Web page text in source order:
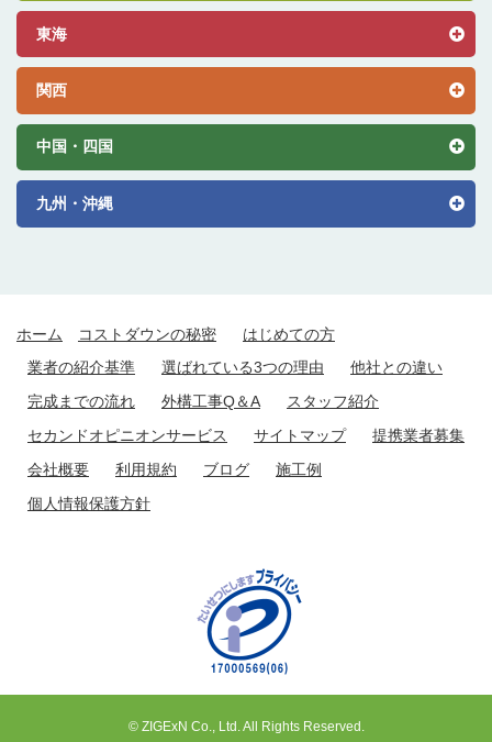
東海
関西
中国・四国
九州・沖縄
ホーム コストダウンの秘密
はじめての方
業者の紹介基準
選ばれている3つの理由
他社との違い
完成までの流れ
外構工事Q＆A
スタッフ紹介
セカンドオピニオンサービス
サイトマップ
提携業者募集
会社概要
利用規約 ブログ
施工例
個人情報保護方針
© ZIGExN Co., Ltd. All Rights Reserved.